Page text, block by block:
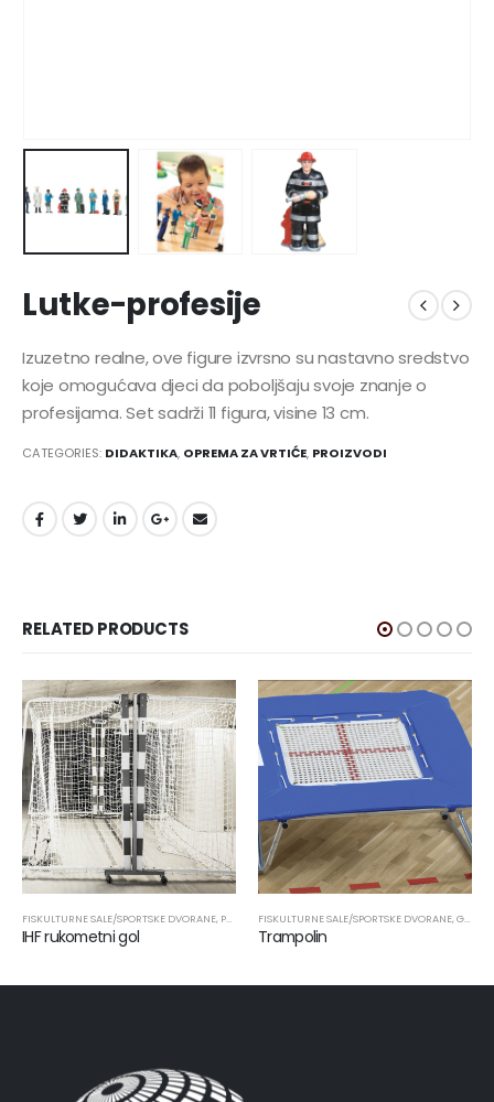
Lutke-profesije
Izuzetno realne, ove figure izvrsno su nastavno sredstvo
koje omogućava djeci da poboljšaju svoje znanje o
profesijama. Set sadrži 11 figura, visine 13 cm.
CATEGORIES: DIDAKTIKA, OPREMA ZA VRTIĆE, PROIZVODI
RELATED PRODUCTS
,RUKOMET / NOGOMET,SPORTSKA OPREMA
FISKULTURNE SALE/SPORTSKE DVORANE, PROIZVODI ,RUKOMET / NOGOMET,SPORTSKA OPREMA
IHF rukometni gol
FISKULTURNE SALE/SPORTSKE DVORANE,GIMNASTIKA
Trampolin